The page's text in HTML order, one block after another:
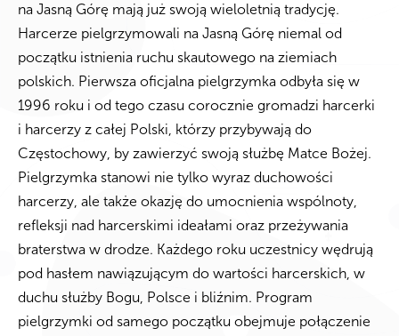
na Jasną Górę mają już swoją wieloletnią tradycję.
Harcerze pielgrzymowali na Jasną Górę niemal od
początku istnienia ruchu skautowego na ziemiach
polskich. Pierwsza oficjalna pielgrzymka odbyła się w
1996 roku i od tego czasu corocznie gromadzi harcerki
i harcerzy z całej Polski, którzy przybywają do
Częstochowy, by zawierzyć swoją służbę Matce Bożej.
Pielgrzymka stanowi nie tylko wyraz duchowości
harcerzy, ale także okazję do umocnienia wspólnoty,
refleksji nad harcerskimi ideałami oraz przeżywania
braterstwa w drodze. Każdego roku uczestnicy wędrują
pod hasłem nawiązującym do wartości harcerskich, w
duchu służby Bogu, Polsce i bliźnim. Program
pielgrzymki od samego początku obejmuje połączenie